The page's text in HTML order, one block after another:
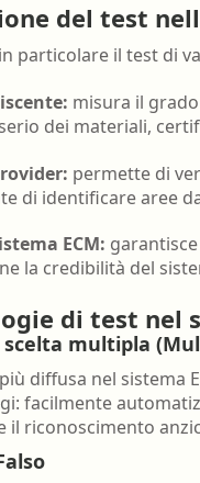
del test
particolare il test di
misura il
dei materiali,
permette di
di identificare aree
ECM:
la credibilità del
di test nel
scelta multipla
diffusa nel sistema
facilmente
il riconoscimento